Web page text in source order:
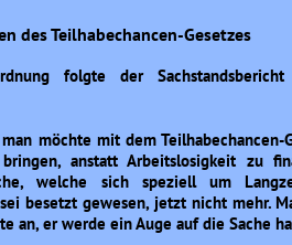
des Teilhabechancen-Gesetzes
folgte der Sachstandsbericht
möchte mit dem
anstatt Arbeitslosigkeit zu
welche sich speziell um
besetzt gewesen, jetzt nicht mehr.
an, er werde ein Auge auf die Sache